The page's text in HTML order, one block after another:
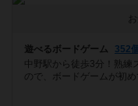
遊べるボードゲーム
352個
中野駅から徒歩3分！熟練
ので、ボードゲームが初